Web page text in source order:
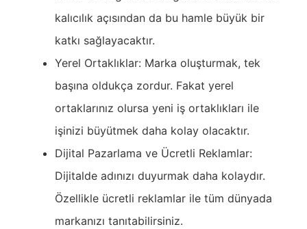
kalıcılık açısından da bu hamle büyük bir
katkı sağlayacaktır.
Yerel Ortaklıklar: Marka oluşturmak, tek
başına oldukça zordur. Fakat yerel
ortaklarınız olursa yeni iş ortaklıkları ile
işinizi büyütmek daha kolay olacaktır.
Dijital Pazarlama ve Ücretli Reklamlar:
Dijitalde adınızı duyurmak daha kolaydır.
Özellikle ücretli reklamlar ile tüm dünyada
markanızı tanıtabilirsiniz.